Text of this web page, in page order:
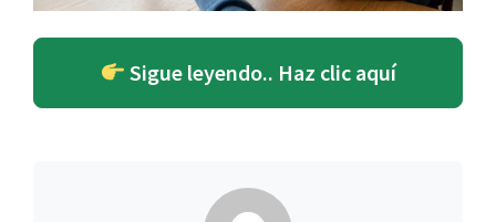
Sigue leyendo.. Haz clic aquí